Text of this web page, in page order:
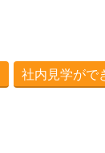
社内見学がで